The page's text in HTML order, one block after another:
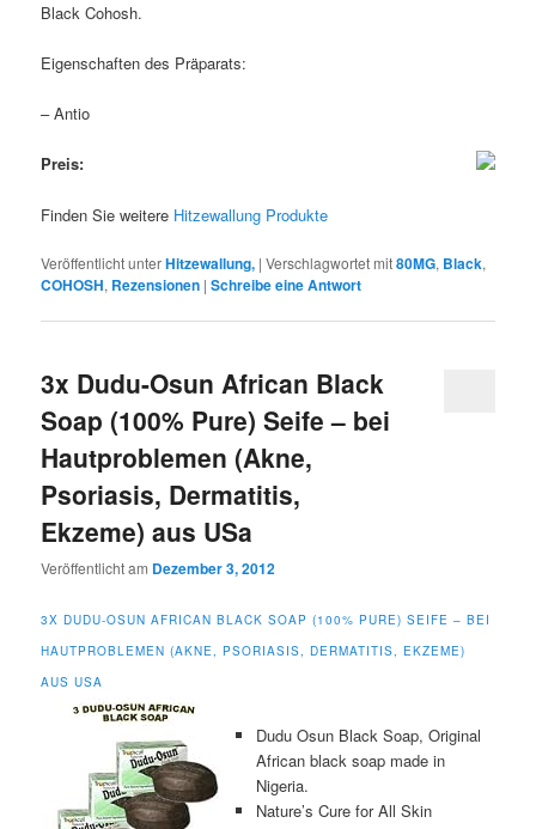
Black Cohosh.
Eigenschaften des Präparats:
– Antio
Preis:
Finden Sie weitere Hitzewallung Produkte
Veröffentlicht unterHitzewallung, |Verschlagwortet mit80MG, Black,
COHOSH, Rezensionen |Schreibe eine Antwort
3x Dudu-Osun African Black
Soap (100% Pure) Seife – bei
Hautproblemen (Akne,
Psoriasis, Dermatitis,
Ekzeme) aus USa
Veröffentlicht am Dezember 3, 2012
3X DUDU-OSUN AFRICAN BLACK SOAP (100% PURE) SEIFE – BEI
HAUTPROBLEMEN (AKNE, PSORIASIS, DERMATITIS, EKZEME)
AUS USA
Dudu Osun Black Soap, Original
African black soap made in
Nigeria.
Nature’s Cure for All Skin